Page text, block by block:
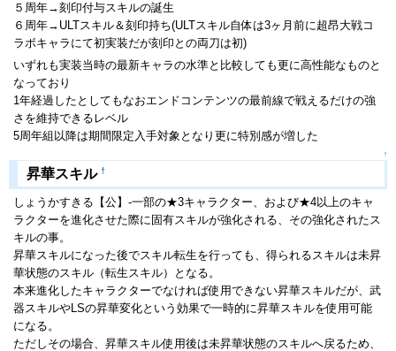
５周年→刻印付与スキルの誕生
６周年→ULTスキル＆刻印持ち(ULTスキル自体は3ヶ月前に超昂大戦コ
ラボキャラにて初実装だが刻印との両刀は初)
いずれも実装当時の最新キャラの水準と比較しても更に高性能なものと
なっており
1年経過したとしてもなおエンドコンテンツの最前線で戦えるだけの強
さを維持できるレベル
5周年組以降は期間限定入手対象となり更に特別感が増した
↑
昇華スキル †
しょうかすきる【公】-一部の★3キャラクター、および★4以上のキャ
ラクターを進化させた際に固有スキルが強化される、その強化されたス
キルの事。
昇華スキルになった後でスキル転生を行っても、得られるスキルは未昇
華状態のスキル（転生スキル）となる。
本来進化したキャラクターでなければ使用できない昇華スキルだが、武
器スキルやLSの昇華変化という効果で一時的に昇華スキルを使用可能
になる。
ただしその場合、昇華スキル使用後は未昇華状態のスキルへ戻るため、